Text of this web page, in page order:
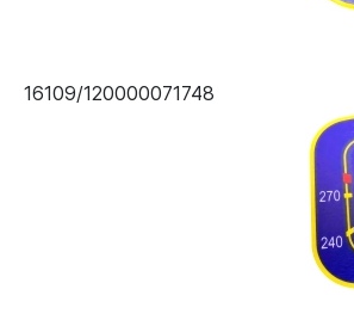
16109/120000071748